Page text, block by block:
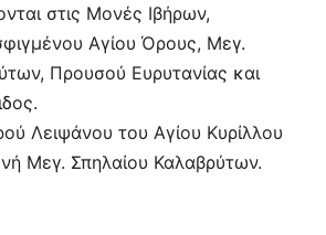
στις Μονές Ιβήρων,
Αγίου Όρους, Μεγ.
Προυσού Ευρυτανίας και
Λειψάνου του Αγίου Κυρίλλου
Μεγ. Σπηλαίου Καλαβρύτων.